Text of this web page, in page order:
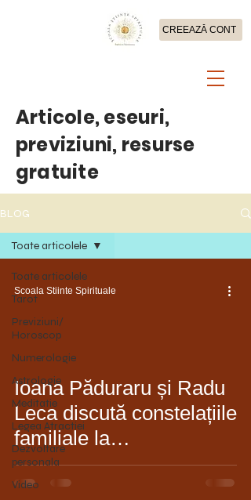
CREEAZĂ CONT
Articole, eseuri,
previziuni, resurse
gratuite
BLOG
Toate articolele
Tarot
Previziuni/
Horoscop
Numerologie
Astrologie
Meditatie
Legea Atractiei
Dezvoltare
personala
Video
Toate articolele
Ioana Păduraru și Radu
Leca discută constelațiile
familiale la
Ultrapsihologie
Scoala Stiinte Spirituale